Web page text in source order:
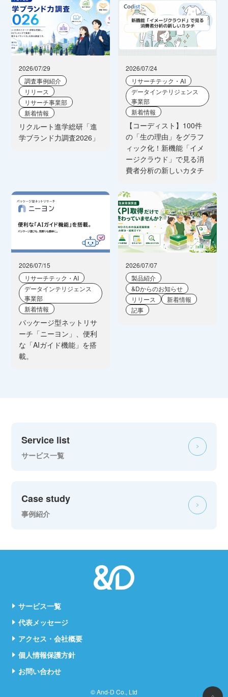
2026/07/29
調査事例紹介
リリース
リサーチ事業部
新着情報
リクルート進学総研「進
学ブランド力調査2026」
2026/07/24
リサーチテック・AI
データインテリジェンス
事業部
新着情報
【コーディスト】100件
の「生の理由」をグラフ
ィック化！新機能「イメ
ージクラウド」で見る消
費者分析の新しいカタチ
2026/07/15
リサーチテック・AI
データインテリジェンス
事業部
新着情報
パッケージ型ネットリサ
ーチ「ニーヨン」、便利
な「AIガイド機能」を搭
載。
2026/07/07
製品紹介
&Dからのお知らせ
リリース
新着情報
記事
Service list
サービス一覧
Case study
事例紹介
サービス一覧
代表メッセージ
アクセス・会社概要
個人情報保護方針
お問い合わせ
© And-D Co., Ltd